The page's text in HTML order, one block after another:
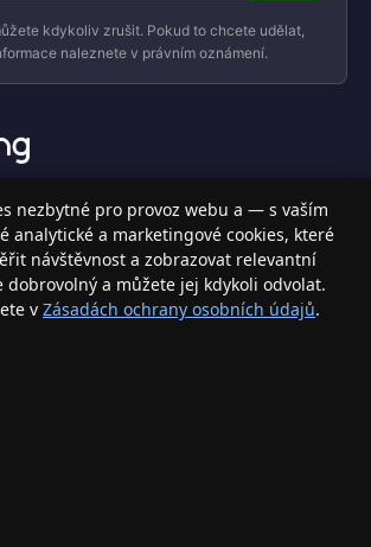
kdykoliv zrušit. Pokud to chcete udělat,
naleznete v právním oznámení.
obchod s Apple produkty, příslušenstvím a
bezpečně a s jistotou.
nezbytné pro provoz webu a — s vaším
analytické a marketingové cookies, které
návštěvnost a zobrazovat relevantní
dobrovolný a můžete jej kdykoli odvolat.
v Zásadách ochrany osobních údajů.